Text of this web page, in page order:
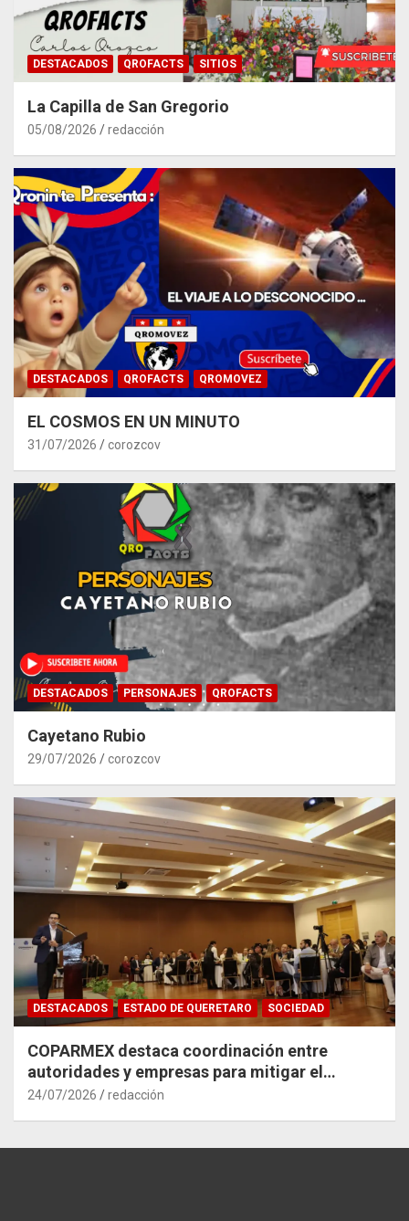
DESTACADOS QROFACTS SITIOS
La Capilla de San Gregorio
05/08/2026 redacción
DESTACADOS QROFACTS QROMOVEZ
EL COSMOS EN UN MINUTO
31/07/2026 corozcov
DESTACADOS PERSONAJES QROFACTS
Cayetano Rubio
29/07/2026 corozcov
DESTACADOS ESTADO DE QUERETARO SOCIEDAD
COPARMEX destaca coordinación entre
autoridades y empresas para mitigar el
impacto del Tren México–Querétaro
24/07/2026 redacción